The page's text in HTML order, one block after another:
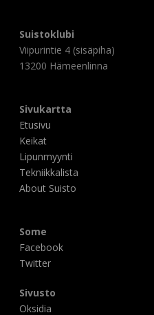
Suistoklubi
Viipurintie 4 (sisäpiha)
13200 Hämeenlinna
Sivukartta
Etusivu
Keikat
Lipunmyynti
Tekniikkalista
About Suisto
Some
Facebook
Twitter
Sivusto
Oksidia